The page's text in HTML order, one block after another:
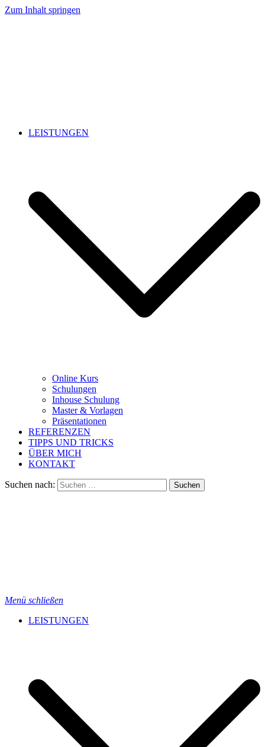
Zum Inhalt springen
LEISTUNGEN
Online Kurs
Schulungen
Inhouse Schulung
Master & Vorlagen
Präsentationen
REFERENZEN
TIPPS UND TRICKS
ÜBER MICH
KONTAKT
Suchen nach:
Menü schließen
LEISTUNGEN